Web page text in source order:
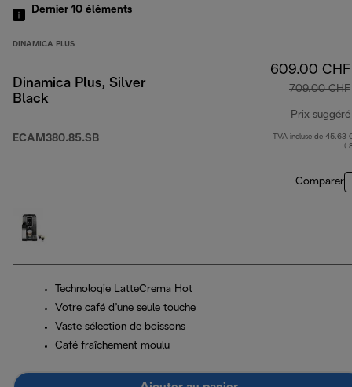
Dernier 10 éléments
DINAMICA PLUS
Dinamica Plus, Silver
Black
ECAM380.85.SB
609.00 CHF
709.00 CHF
Prix suggéré
TVA incluse de 45.63
(
Comparer
Technologie LatteCrema Hot
Votre café d’une seule touche
Vaste sélection de boissons
Café fraîchement moulu